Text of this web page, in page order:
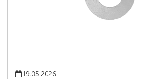
19.05.2026